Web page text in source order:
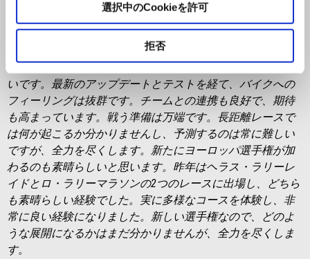
選択中のCookieを許可
拒否
マルコ・メニキーニ
年シーズンが開幕し、アフリカ・エコレースに向け
て準備万端です。トゥアレグ・ラリーのバイクは素晴らし
いです。最新のアップデートとテストを経て、バイクへの
フィーリングは抜群です。チームとの連携も良好で、期待
も高まっています。戦う準備は万端です。長距離レースで
は何が起こるか分かりませんし、予測するのは常に難しい
ですが、全力を尽くします。新たにヨーロッパ選手権が加
わるのも素晴らしいと思います。昨年はヘラス・ラリーレ
イドとロ・ラリーマラソンの2つのレースに出場し、どちら
も素晴らしい経験でした。実に多様なコースを体験し、非
常に良い経験になりました。新しい選手権なので、どのよ
うな展開になるかはまだ分かりませんが、全力を尽くしま
す。